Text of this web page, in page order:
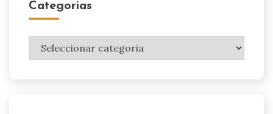
Categorias
Categorias